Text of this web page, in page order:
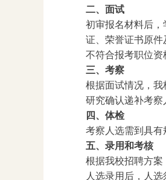
二、面试
初审报名材料后
证、荣誉证书原
不符合报考职位资
三、考察
根据面试情况，
研究确认递补考察
四、体检
考察人选需到具有
五、录用和考核
根据我校招聘方案
人选录用后，人